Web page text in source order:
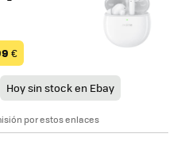
€
Hoy sin stock en Ebay
por estos enlaces